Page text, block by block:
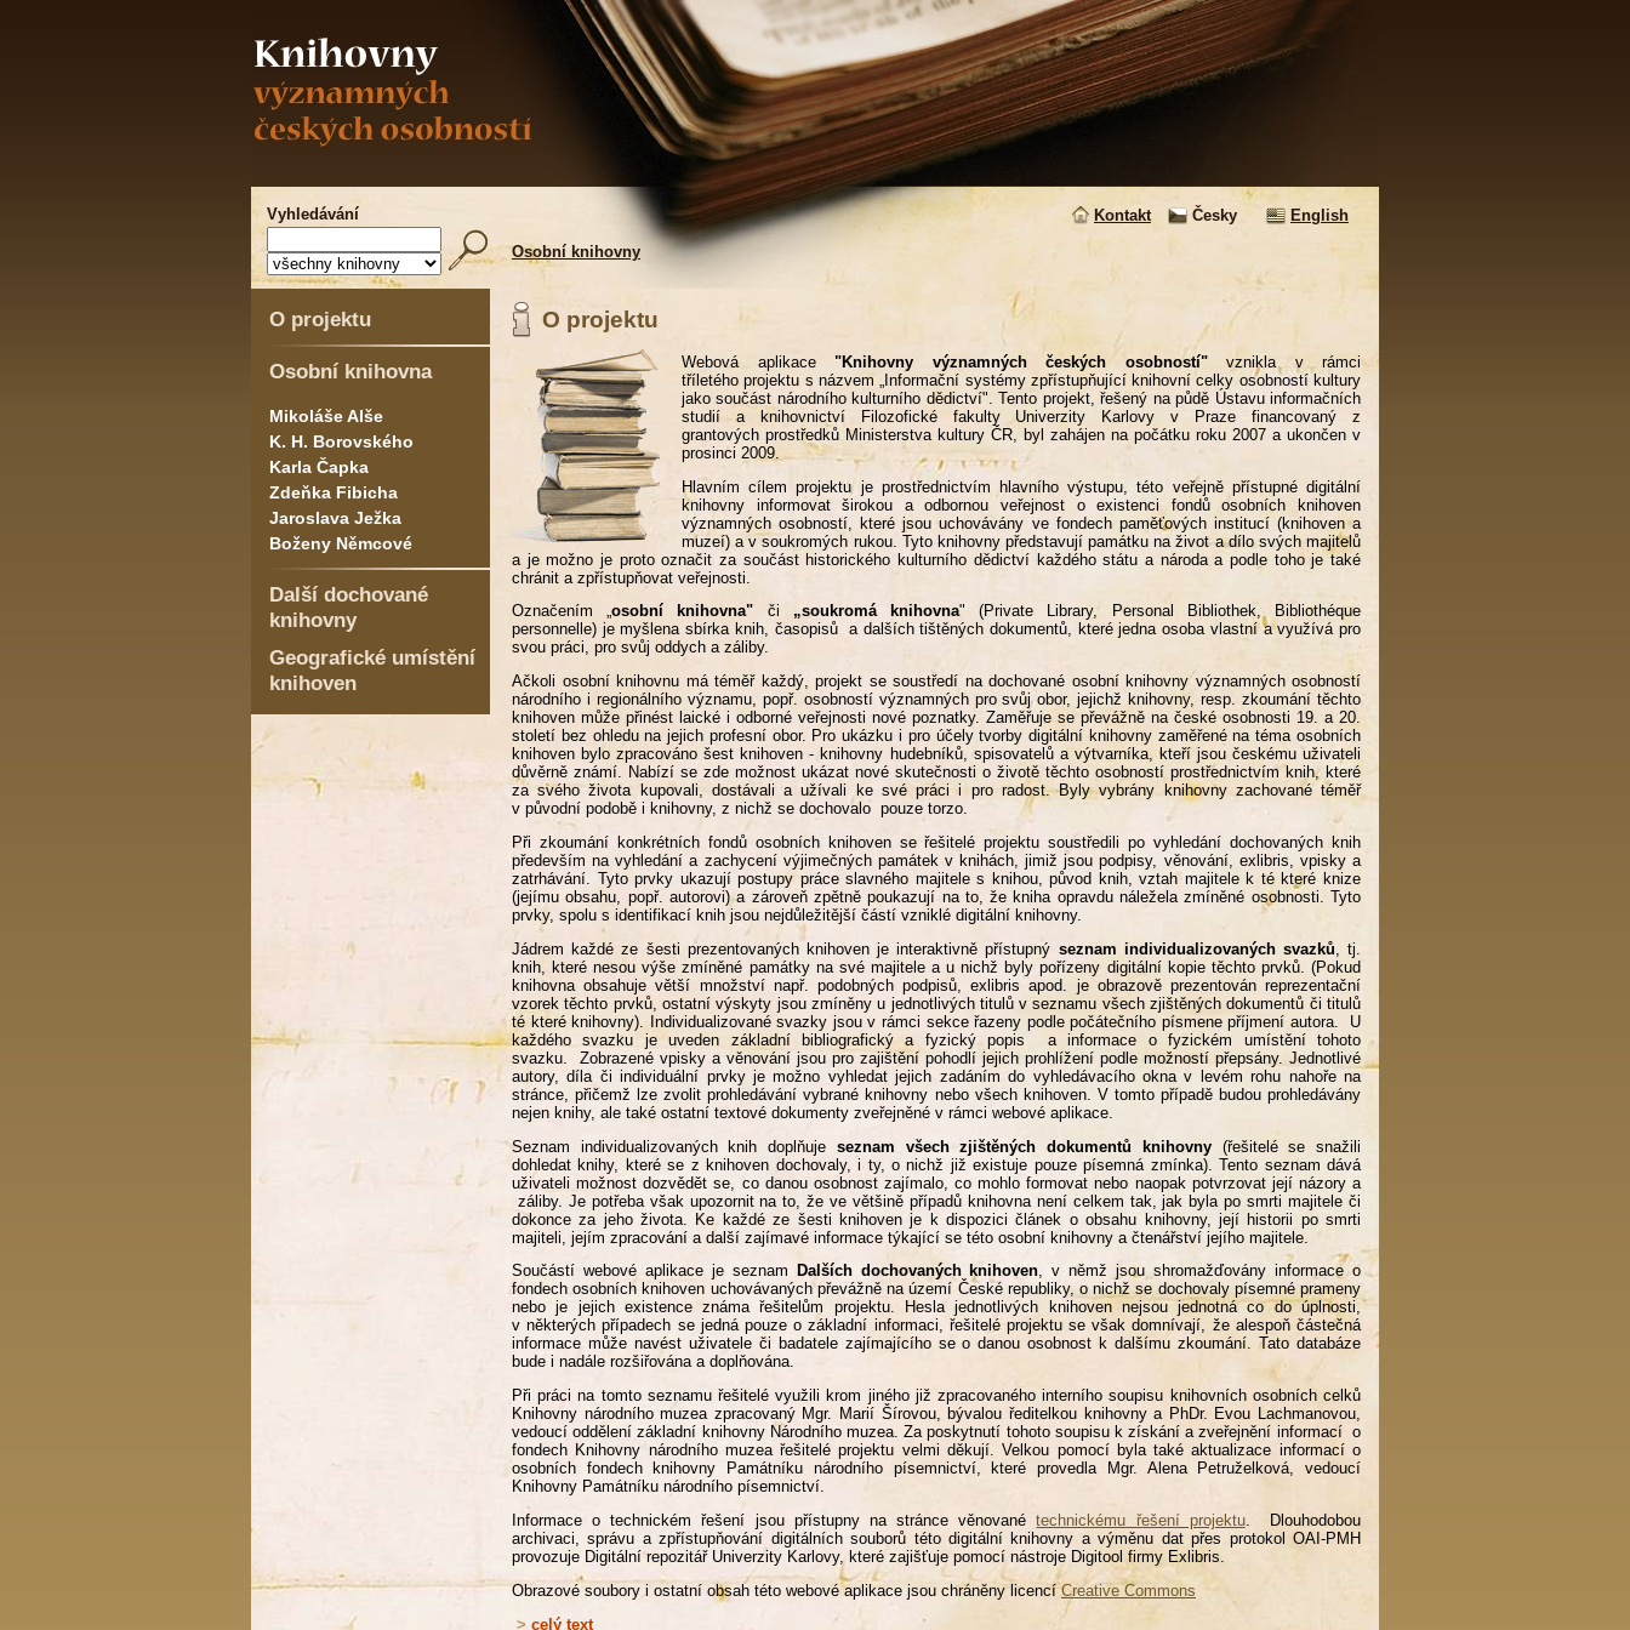
Vyhledávání Kontakt Česky
English
Osobní knihovny
O projektu
Osobní knihovna
Mikoláše Alše
K. H. Borovského
Karla Čapka
Zdeňka Fibicha
Jaroslava Ježka
Boženy Němcové
Další dochované
knihovny
Geografické umístění
knihoven
O projektu
Webová aplikace "Knihovny významných českých osobností"vznikla v rámci
tříletého projektu s názvem „Informační systémy zpřístupňující knihovní celky osobností kultury
jako součást národního kulturního dědictví". Tento projekt, řešený na půdě Ústavu informačních
studií a knihovnictví Filozofické fakulty Univerzity Karlovy v Praze financovaný z
grantových prostředků Ministerstva kultury ČR, byl zahájen na počátku roku 2007 a ukončen v
prosinci 2009.
Hlavním cílem projektu je prostřednictvím hlavního výstupu, této veřejně přístupné digitální
knihovny informovat širokou a odbornou veřejnost o existenci fondů osobních knihoven
významných osobností, které jsou uchovávány ve fondech paměťových institucí (knihoven a
muzeí) a v soukromých rukou. Tyto knihovny představují památku na život a dílo svých majitelů
a je možno je proto označit za součást historického kulturního dědictví každého státu a národa a podle toho je také
chránit a zpřístupňovat veřejnosti.
Označením „osobní knihovna" či „soukromá knihovna" (Private Library, Personal Bibliothek, Bibliothéque
personnelle) je myšlena sbírka knih, časopisů a dalších tištěných dokumentů, které jedna osoba vlastní a využívá pro
svou práci, pro svůj oddych a záliby.
Ačkoli osobní knihovnu má téměř každý, projekt se soustředí na dochované osobní knihovny významných osobností
národního i regionálního významu, popř. osobností významných pro svůj obor, jejichž knihovny, resp. zkoumání těchto
knihoven může přinést laické i odborné veřejnosti nové poznatky. Zaměřuje se převážně na české osobnosti 19. a 20.
století bez ohledu na jejich profesní obor. Pro ukázku i pro účely tvorby digitální knihovny zaměřené na téma osobních
knihoven bylo zpracováno šest knihoven - knihovny hudebníků, spisovatelů a výtvarníka, kteří jsou českému uživateli
důvěrně známí. Nabízí se zde možnost ukázat nové skutečnosti o životě těchto osobností prostřednictvím knih, které
za svého života kupovali, dostávali a užívali ke své práci i pro radost. Byly vybrány knihovny zachované téměř
v původní podobě i knihovny, z nichž se dochovalo pouze torzo.
Při zkoumání konkrétních fondů osobních knihoven se řešitelé projektu soustředili po vyhledání dochovaných knih
především na vyhledání a zachycení výjimečných památek v knihách, jimiž jsou podpisy, věnování, exlibris, vpisky a
zatrhávání. Tyto prvky ukazují postupy práce slavného majitele s knihou, původ knih, vztah majitele k té které knize
(jejímu obsahu, popř. autorovi) a zároveň zpětně poukazují na to, že kniha opravdu náležela zmíněné osobnosti. Tyto
prvky, spolu s identifikací knih jsou nejdůležitější částí vzniklé digitální knihovny.
Jádrem každé ze šesti prezentovaných knihoven je interaktivně přístupný seznam individualizovaných svazků , tj.
knih, které nesou výše zmíněné památky na své majitele a u nichž byly pořízeny digitální kopie těchto prvků. (Pokud
knihovna obsahuje větší množství např. podobných podpisů, exlibris apod. je obrazově prezentován reprezentační
vzorek těchto prvků, ostatní výskyty jsou zmíněny u jednotlivých titulů v seznamu všech zjištěných dokumentů či titulů
té které knihovny). Individualizované svazky jsou v rámci sekce řazeny podle počátečního písmene příjmení autora. U
každého svazku je uveden základní bibliografický a fyzický popis a informace o fyzickém umístění tohoto
svazku. Zobrazené vpisky a věnování jsou pro zajištění pohodlí jejich prohlížení podle možností přepsány. Jednotlivé
autory, díla či individuální prvky je možno vyhledat jejich zadáním do vyhledávacího okna v levém rohu nahoře na
stránce, přičemž lze zvolit prohledávání vybrané knihovny nebo všech knihoven. V tomto případě budou prohledávány
nejen knihy, ale také ostatní textové dokumenty zveřejněné v rámci webové aplikace.
Seznam individualizovaných knih doplňuje seznam všech zjištěných dokumentů knihovny(řešitelé se snažili
dohledat knihy, které se z knihoven dochovaly, i ty, o nichž již existuje pouze písemná zmínka). Tento seznam dává
uživateli možnost dozvědět se, co danou osobnost zajímalo, co mohlo formovat nebo naopak potvrzovat její názory a
záliby. Je potřeba však upozornit na to, že ve většině případů knihovna není celkem tak, jak byla po smrti majitele či
dokonce za jeho života. Ke každé ze šesti knihoven je k dispozici článek o obsahu knihovny, její historii po smrti
majiteli, jejím zpracování a další zajímavé informace týkající se této osobní knihovny a čtenářství jejího majitele.
Součástí webové aplikace je seznam
Dalších dochovaných knihoven, v němž jsou shromažďovány informace o
fondech osobních knihoven uchovávaných převážně na území České republiky, o nichž se dochovaly písemné prameny
nebo je jejich existence známa řešitelům projektu. Hesla jednotlivých knihoven nejsou jednotná co do úplnosti,
v některých případech se jedná pouze o základní informaci, řešitelé projektu se však domnívají, že alespoň částečná
informace může navést uživatele či badatele zajímajícího se o danou osobnost k dalšímu zkoumání. Tato databáze
bude i nadále rozšiřována a doplňována.
Při práci na tomto seznamu řešitelé využili krom jiného již zpracovaného interního soupisu knihovních osobních celků
Knihovny národního muzea zpracovaný Mgr. Marií Šírovou, bývalou ředitelkou knihovny a PhDr. Evou Lachmanovou,
vedoucí oddělení základní knihovny Národního muzea. Za poskytnutí tohoto soupisu k získání a zveřejnění informací o
fondech Knihovny národního muzea řešitelé projektu velmi děkují. Velkou pomocí byla také aktualizace informací o
osobních fondech knihovny Památníku národního písemnictví, které provedla Mgr. Alena Petruželková, vedoucí
Knihovny Památníku národního písemnictví.
Informace o technickém řešení jsou přístupny na stránce věnovanétechnickému řešení projektu. Dlouhodobou
archivaci, správu a zpřístupňování digitálních souborů této digitální knihovny a výměnu dat přes protokol OAI-PMH
provozuje Digitální repozitář Univerzity Karlovy, které zajišťuje pomocí nástroje Digitool firmy Exlibris.
Obrazové soubory i ostatní obsah této webové aplikace jsou chráněny licencíCreative Commons
> celý text